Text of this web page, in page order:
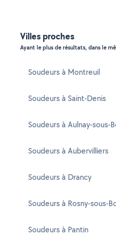
Villes proches
Ayant le plus de résultats, dans le
Soudeurs à Montreuil
Soudeurs à Saint-Denis
Soudeurs à Aulnay-sous-
Soudeurs à Aubervilliers
Soudeurs à Drancy
Soudeurs à Rosny-sous-
Soudeurs à Pantin